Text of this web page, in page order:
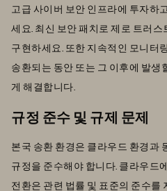
고급 사이버 보안 인프라에 투자하
세요. 최신 보안 패치로 제로 트러
구현하세요. 또한 지속적인 모니터
송환되는 동안 또는 그 이후에 발생
게 해결합니다.
규정 준수 및 규제 문제
본국 송환 환경은 클라우드 환경과
규정을 준수해야 합니다. 클라우드
전환은 관련 법률 및 표준의 준수를